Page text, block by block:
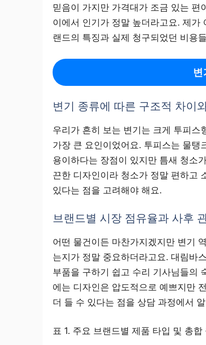
믿음이 가지만 가격대가 조금 있는
이에서 인기가 정말 높더라고요. 제가
랜드의 특징과 실제 청구되었던 비용
변
변기 종류에 따른 구조적 차이
우리가 흔히 보는 변기는 크게 투피스
가장 큰 요인이었어요. 투피스는 물
용이하다는 장점이 있지만 틈새 청소
끈한 디자인이라 청소가 정말 편하고
있다는 점을 고려해야 해요.
브랜드별 시장 점유율과 사후
어떤 물건이든 마찬가지겠지만 변기
는지가 정말 중요하더라고요. 대림바
부품을 구하기 쉽고 수리 기사님들의
에는 디자인은 압도적으로 예쁘지만
더 들 수 있다는 점을 상담 과정에서
표 1. 주요 브랜드별 제품 타입 및 총